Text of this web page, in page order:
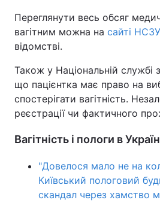
Переглянути весь обсяг
вагітним можна на сайті НСЗУ
відомстві.
Також у Національній службі
що пацієнтка має право на
спостерігати вагітність.
реєстрації чи фактичного
Вагітність і пологи в
"Довелося мало не на
Київський пологовий
скандал через хамство